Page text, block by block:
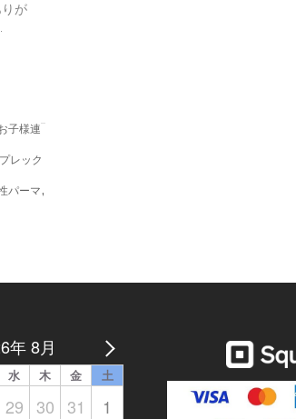
が
子様連
レック
パーマ,
年 8月
水 木 金 土
29 30 31
1